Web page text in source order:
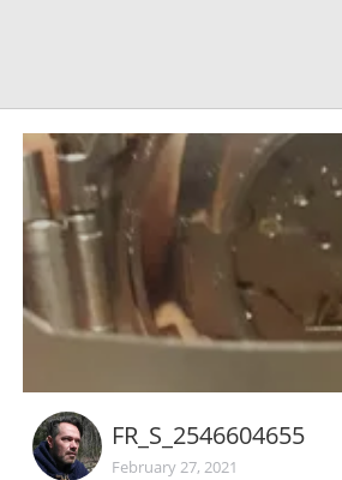
FR_S_2546604655
February 27, 2021